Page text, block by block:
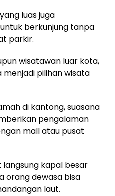
luas juga
berkunjung tanpa
parkir.
wisatawan luar kota,
menjadi pilihan wisata
di kantong, suasana
pengalaman
mall atau pusat
kapal besar
orang dewasa bisa
laut.